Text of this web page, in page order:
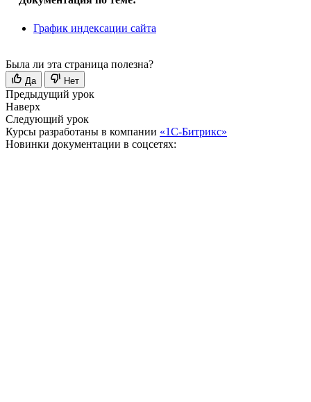
График индексации сайта
Была ли эта страница полезна?
Да Нет
Предыдущий урок
Наверх
Следующий урок
Курсы разработаны в компании «1С-Битрикс»
Новинки документации в соцсетях: